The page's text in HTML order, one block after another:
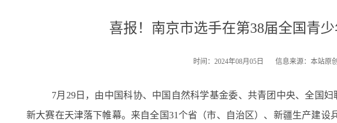
喜报！南京市选手在第38届全国青
时间：2024年08月05日 信息来源：本站原
7月29日，由中国科协、中国自然科学基金委、共青团中央、全国
新大赛在天津落下帷幕。来自全国31个省（市、自治区）、新疆生产建设